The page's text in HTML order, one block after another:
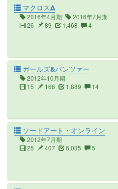
マクロスΔ
2016年4月期
2016年7月期
26
89 1,468 4
ガールズ&パンツァー
2012年10月期
15
166 1,889 14
ソードアート・オンライン
2012年7月期
25
407 6,035 5